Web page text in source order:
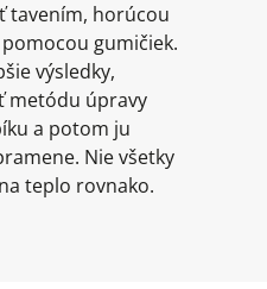
tavením, horúcou
gumičiek.
výsledky,
metódu úpravy
a potom ju
Nie všetky
teplo rovnako.